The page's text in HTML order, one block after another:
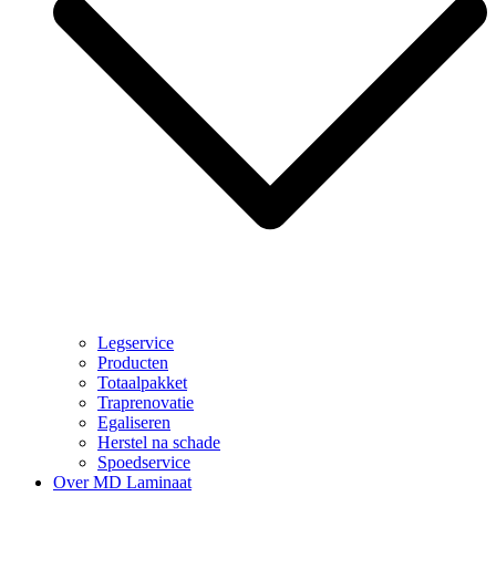
Legservice
Producten
Totaalpakket
Traprenovatie
Egaliseren
Herstel na schade
Spoedservice
Over MD Laminaat